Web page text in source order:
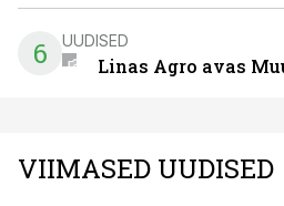
6 UUDISED
Linas Agro avas
VIIMASED UUDISED